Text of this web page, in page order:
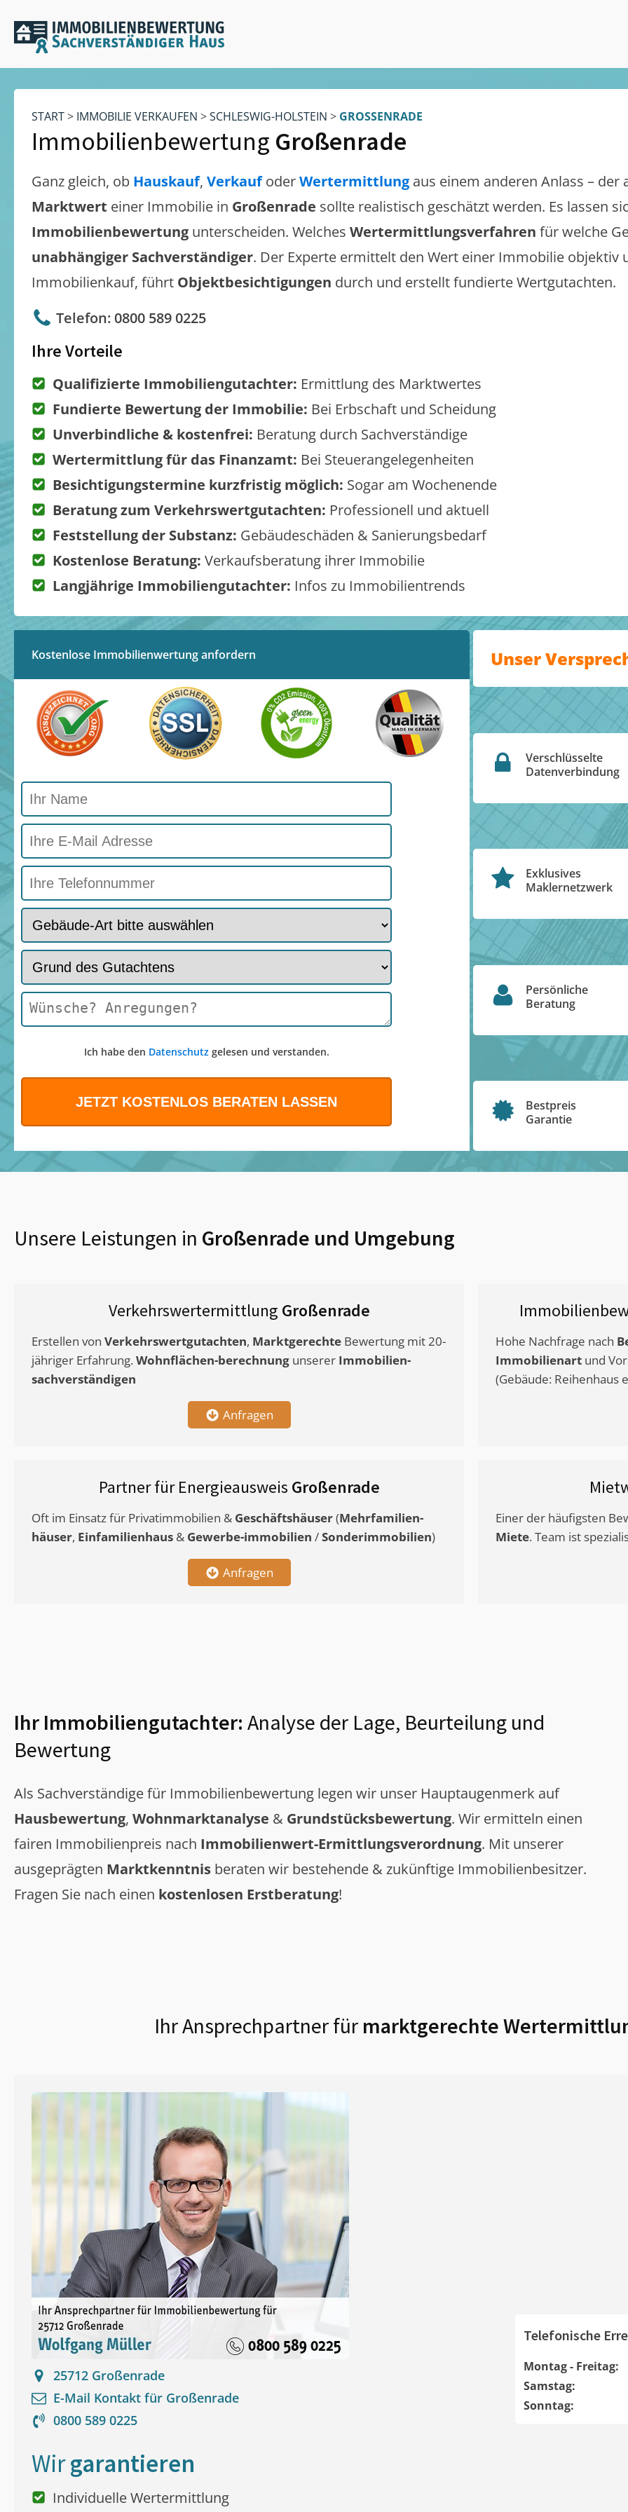
START> IMMOBILIE VERKAUFEN >SCHLESWIG-HOLSTEIN > GROSSENRADE
Immobilienbewertung Großenrade
Ganz gleich, ob Hauskauf, VerkaufoderWertermittlung aus einem anderen Anlass – der
Marktwert einer Immobilie in Großenrade sollte realistisch geschätzt werden. Es lassen
Immobilienbewertung unterscheiden. Welches Wertermittlungsverfahren für welche
unabhängiger Sachverständiger. Der Experte ermittelt den Wert einer Immobilie objektiv
Immobilienkauf, führt Objektbesichtigungen durch und erstellt fundierte Wertgutachten.
Telefon: 0800 589 0225
Ihre Vorteile
Qualifizierte Immobiliengutachter: Ermittlung des Marktwertes
Fundierte Bewertung der Immobilie: Bei Erbschaft und Scheidung
Unverbindliche & kostenfrei: Beratung durch Sachverständige
Wertermittlung für das Finanzamt: Bei Steuerangelegenheiten
Besichtigungstermine kurzfristig möglich: Sogar am Wochenende
Beratung zum Verkehrswertgutachten: Professionell und aktuell
Feststellung der Substanz: Gebäudeschäden & Sanierungsbedarf
Kostenlose Beratung: Verkaufsberatung ihrer Immobilie
Langjährige Immobiliengutachter: Infos zu Immobilientrends
Kostenlose Immobilienwertung anfordern
Ich habe den Datenschutzgelesen und verstanden.
Unser
Verschlüsselte
Datenverbindung
Exklusives
Maklernetzwerk
Persönliche
Beratung
Bestpreis
Garantie
Unsere Leistungen in Großenrade und Umgebung
Verkehrswertermittlung Großenrade
Erstellen von Verkehrswertgutachten, Marktgerechte Bewertung mit 20-
jähriger Erfahrung. Wohnflächen-berechnung unserer Immobilien-
sachverständigen
Anfragen
Hohe Nachfrage nach
Immobilienart und
(Gebäude: Reihenhaus
Partner für Energieausweis Großenrade
Oft im Einsatz für Privatimmobilien & Geschäftshäuser(Mehrfamilien-
häuser, Einfamilienhaus & Gewerbe-immobilien /Sonderimmobilien)
Anfragen
Einer der häufigsten
Miete. Team ist
Ihr Immobiliengutachter: Analyse der Lage, Beurteilung und
Bewertung
Als Sachverständige für Immobilienbewertung legen wir unser Hauptaugenmerk auf
Hausbewertung, Wohnmarktanalyse & Grundstücksbewertung. Wir ermitteln einen
fairen Immobilienpreis nach Immobilienwert-Ermittlungsverordnung. Mit unserer
ausgeprägten Marktkenntnis beraten wir bestehende & zukünftige Immobilienbesitzer.
Fragen Sie nach einen kostenlosen Erstberatung!
Ihr Ansprechpartner für marktgerechte
25712 Großenrade
E-Mail Kontakt für Großenrade
0800 589 0225
Telefonische
Montag - Freitag:
Samstag:
Sonntag:
Wirgarantieren
Individuelle Wertermittlung